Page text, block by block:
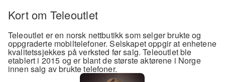
Kort om Teleoutlet
Teleoutlet er en norsk nettbutikk som selger brukte og
oppgraderte mobiltelefoner. Selskapet oppgir at enhetene
kvalitetssjekkes på verksted før salg. Teleoutlet ble
etablert i 2015 og er blant de største aktørene i Norge
innen salg av brukte telefoner.